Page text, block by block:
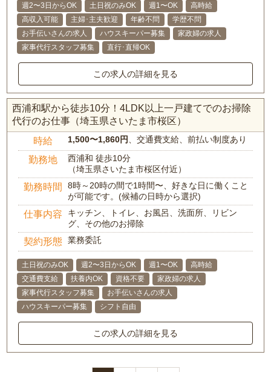
週2〜3日からOK 土日祝のみOK 週1〜OK
高時給
高収入可能
主婦･主夫歓迎 年齢不問
学歴不問
お手伝いさんの求人
ハウスキーパー募集
家政婦の求人
家事代行スタッフ募集
直行･直帰OK
この求人の詳細を見る
西浦和駅から徒歩10分！4LDK以上一戸建てでのお掃除
代行のお仕事（埼玉県さいたま市桜区）
時給 1,500〜1,860円 、交通費支給、前払い制度あり
勤務地
西浦和 徒歩10分
（埼玉県さいたま市桜区付近）
勤務時間
8時～20時の間で1時間〜、好きな日に働くこと
が可能です。(候補の日時から選択)
仕事内容
キッチン、トイレ、お風呂、洗面所、リビン
グ、その他のお掃除
契約形態 業務委託
土日祝のみOK 週2〜3日からOK 週1〜OK
高時給
交通費支給
扶養内OK 資格不要
家政婦の求人
家事代行スタッフ募集
お手伝いさんの求人
ハウスキーパー募集
シフト自由
この求人の詳細を見る